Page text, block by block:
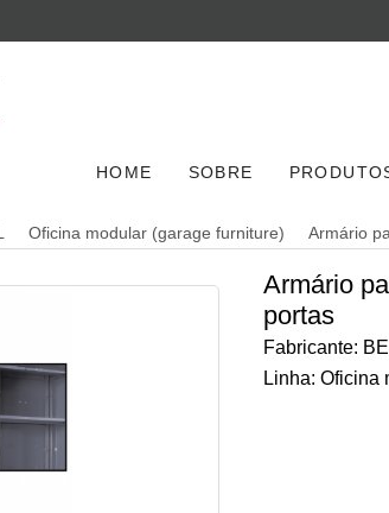
HOME SOBRE
Oficina modular (garage furniture) Armário
Armário
portas
Fabricante:
Linha: Oficina